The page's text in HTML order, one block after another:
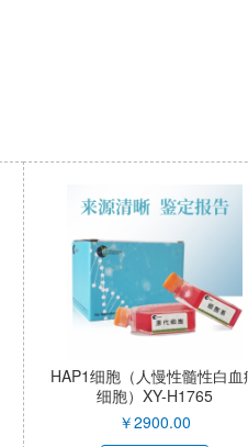
HAP1细胞（人慢性髓性白血
细胞）XY-H1765
￥2900.00